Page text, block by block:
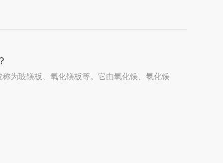
为玻镁板、氧化镁板等。它由氧化镁、氯化镁